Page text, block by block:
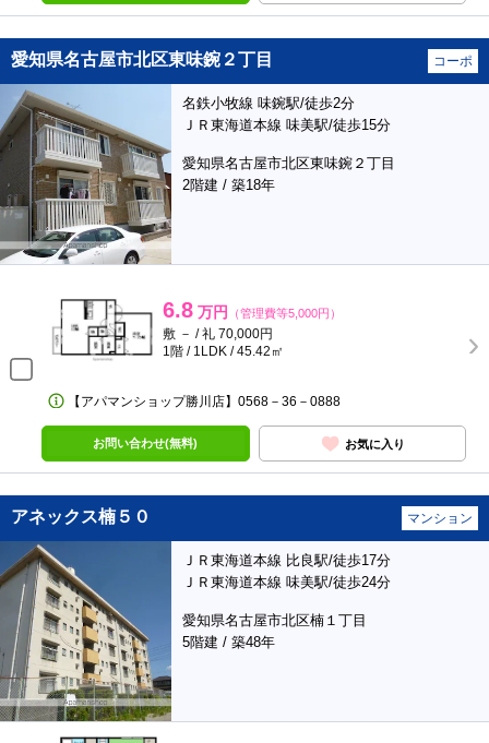
愛知県名古屋市北区東味鋺２丁目 コーポ
名鉄小牧線 味鋺駅/徒歩2分
ＪＲ東海道本線 味美駅/徒歩15分
愛知県名古屋市北区東味鋺２丁目
2階建 / 築18年
6.8 万円 （管理費等5,000円）
敷 － / 礼 70,000円
1階 / 1LDK / 45.42㎡
【アパマンショップ勝川店】0568－36－0888
お問い合わせ(無料) お気に入り
アネックス楠５０ マンション
ＪＲ東海道本線 比良駅/徒歩17分
ＪＲ東海道本線 味美駅/徒歩24分
愛知県名古屋市北区楠１丁目
5階建 / 築48年